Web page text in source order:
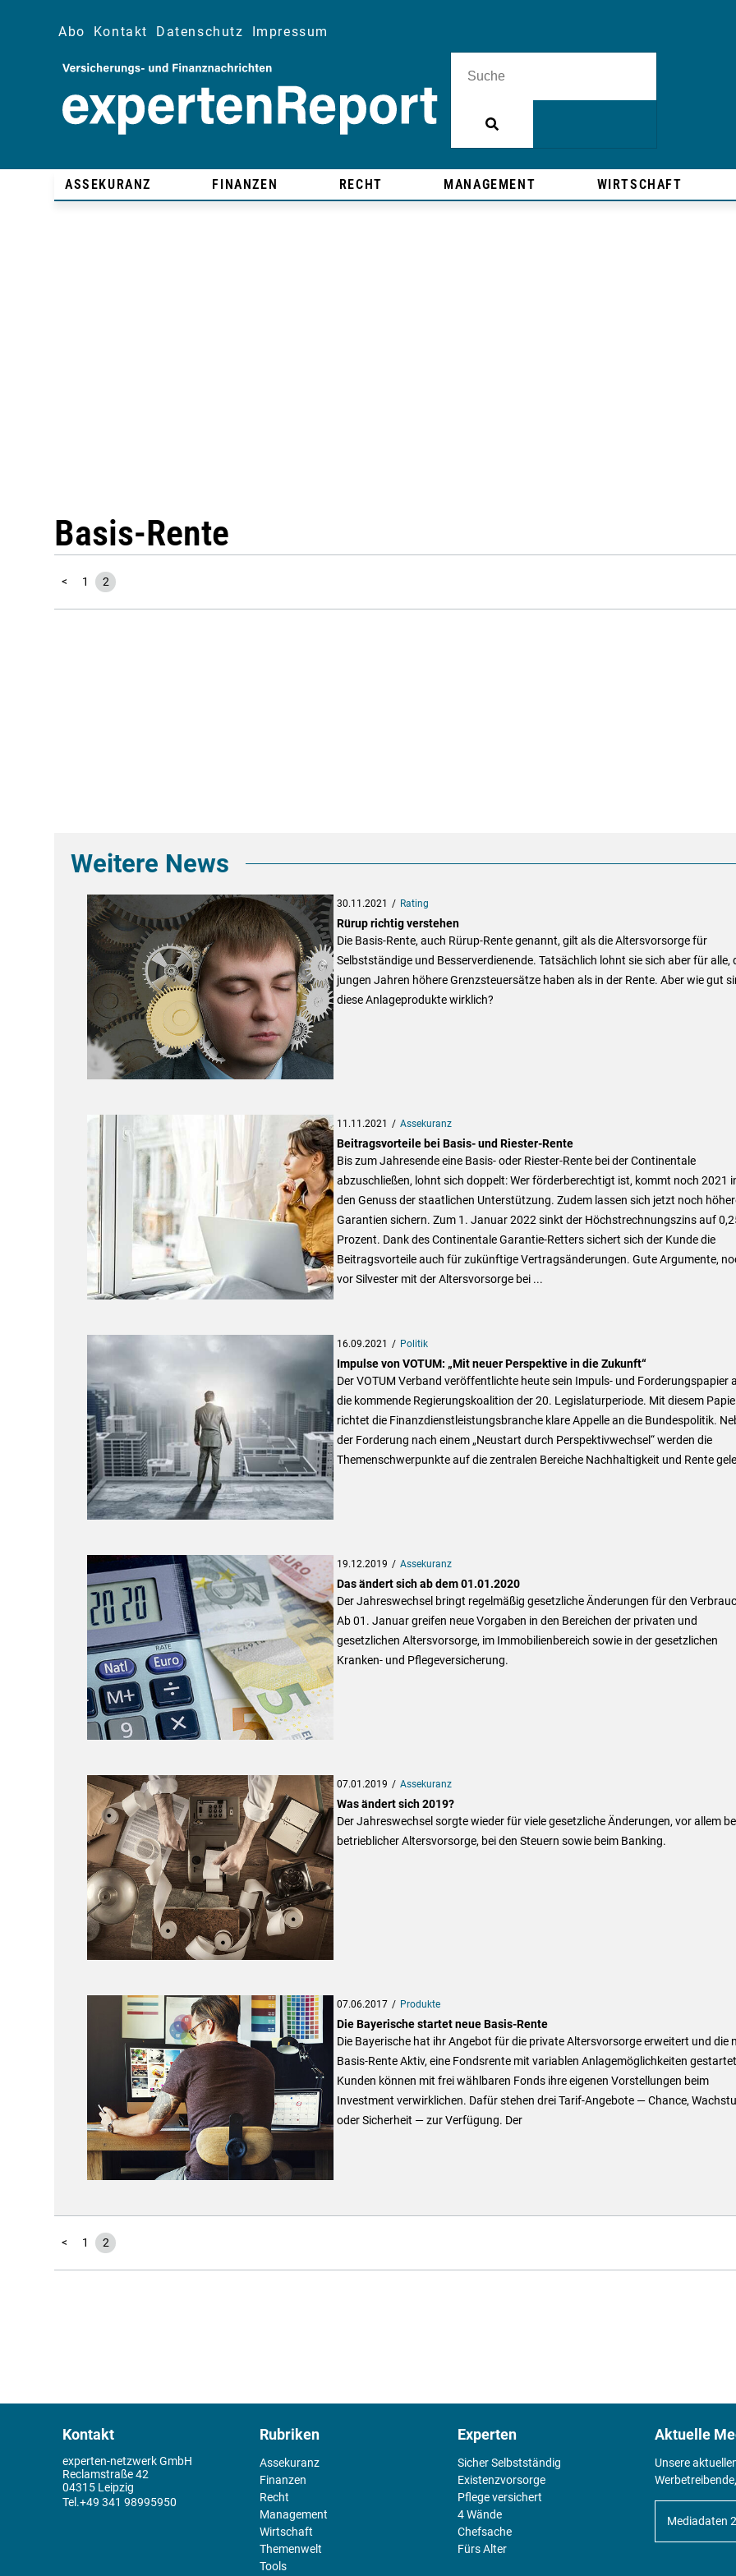
Abo Kontakt Datenschutz Impressum
ASSEKURANZ FINANZEN RECHT MANAGEMENT WIRTSCHAFT
Basis-Rente
< 1 2
Weitere News
30.11.2021 Rating
Rürup richtig verstehen
Die Basis-Rente, auch Rürup-Rente genannt, gilt als die Altersvorsorge für
Selbstständige und Besserverdienende. Tatsächlich lohnt sie sich aber für alle,
jungen Jahren höhere Grenzsteuersätze haben als in der Rente. Aber wie gut
diese Anlageprodukte wirklich?
11.11.2021 Assekuranz
Beitragsvorteile bei Basis- und Riester-Rente
Bis zum Jahresende eine Basis- oder Riester-Rente bei der Continentale
abzuschließen, lohnt sich doppelt: Wer förderberechtigt ist, kommt noch 2021
den Genuss der staatlichen Unterstützung. Zudem lassen sich jetzt noch
Garantien sichern. Zum 1. Januar 2022 sinkt der Höchstrechnungszins auf
Prozent. Dank des Continentale Garantie-Retters sichert sich der Kunde die
Beitragsvorteile auch für zukünftige Vertragsänderungen. Gute Argumente,
vor Silvester mit der Altersvorsorge bei ...
16.09.2021 Politik
Impulse von VOTUM: „Mit neuer Perspektive in die Zukunft“
Der VOTUM Verband veröffentlichte heute sein Impuls- und Forderungspapier
die kommende Regierungskoalition der 20. Legislaturperiode. Mit diesem
richtet die Finanzdienstleistungsbranche klare Appelle an die Bundespolitik.
der Forderung nach einem „Neustart durch Perspektivwechsel“ werden die
Themenschwerpunkte auf die zentralen Bereiche Nachhaltigkeit und Rente
19.12.2019 Assekuranz
Das ändert sich ab dem 01.01.2020
Der Jahreswechsel bringt regelmäßig gesetzliche Änderungen für den
Ab 01. Januar greifen neue Vorgaben in den Bereichen der privaten und
gesetzlichen Altersvorsorge, im Immobilienbereich sowie in der gesetzlichen
Kranken- und Pflegeversicherung.
07.01.2019 Assekuranz
Was ändert sich 2019?
Der Jahreswechsel sorgte wieder für viele gesetzliche Änderungen, vor allem
betrieblicher Altersvorsorge, bei den Steuern sowie beim Banking.
07.06.2017 Produkte
Die Bayerische startet neue Basis-Rente
Die Bayerische hat ihr Angebot für die private Altersvorsorge erweitert und die
Basis-Rente Aktiv, eine Fondsrente mit variablen Anlagemöglichkeiten
Kunden können mit frei wählbaren Fonds ihre eigenen Vorstellungen beim
Investment verwirklichen. Dafür stehen drei Tarif-Angebote — Chance,
oder Sicherheit — zur Verfügung. Der
< 1 2
Kontakt
experten-netzwerk GmbH
Reclamstraße 42
04315 Leipzig
+49 341 98995950
Rubriken
Assekuranz
Finanzen
Recht
Management
Wirtschaft
Themenwelt
Tools
Experten
Sicher Selbstständig
Existenz­vorsorge
Pflege versichert
4 Wände
Chefsache
Fürs Alter
Aktuelle
Unsere
Mediadaten